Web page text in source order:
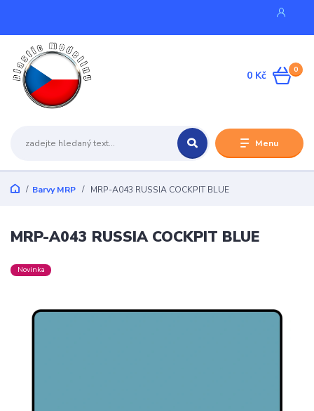
Menu
0
0 Kč
Barvy MRP MRP-A043 RUSSIA COCKPIT BLUE
MRP-A043 RUSSIA COCKPIT BLUE
Novinka